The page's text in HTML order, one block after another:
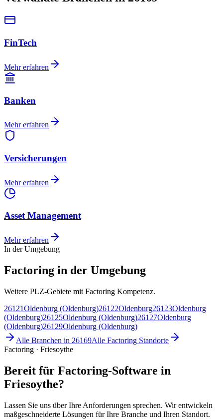
FinTech
Mehr erfahren
Banken
Mehr erfahren
Versicherungen
Mehr erfahren
Asset Management
Mehr erfahren
In der Umgebung
Factoring in der Umgebung
Weitere PLZ-Gebiete mit Factoring Kompetenz.
26121Oldenburg (Oldenburg)26122Oldenburg26123Oldenburg
(Oldenburg)26125Oldenburg (Oldenburg)26127Oldenburg
(Oldenburg)26129Oldenburg (Oldenburg)
Alle Branchen in 26169Alle Factoring Standorte
Factoring · Friesoythe
Bereit für Factoring-Software in
Friesoythe?
Lassen Sie uns über Ihre Anforderungen sprechen. Wir entwickeln
maßgeschneiderte Lösungen für Ihre Branche und Ihren Standort.